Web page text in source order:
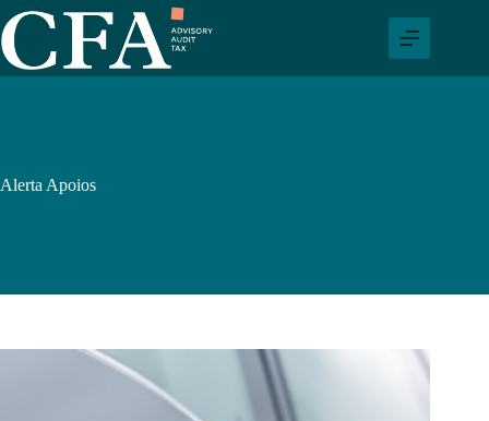
Pular
para
o
conteúdo
Alerta Apoios